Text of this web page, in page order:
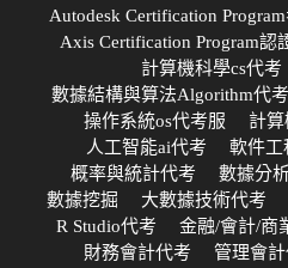
Autodesk Certification
Axis Certification Program認
計算機科學cs代考
數據結構與算法Algorithm代考
操作系統os代考服
計
人工智能ai代考
軟件工
概率與統計代考
數據分
數據挖掘
大數據技術代考
R Studio代考
金融/會計/商
財務會計代考
管理會